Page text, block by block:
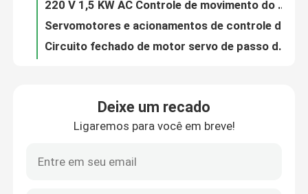
Controle de Qualidade
Pedir um orçamento
Inversor variável da frequência
Driver de passo híbrido bifásico CNC 24-50 V CC RS485 Comunicação
DM556 2DM420 Acionamento de motor de passo multiuso monofásico trifásico
DC 24-50V Servo Motor 2 Fases Prático Circuito Fechado Anti Ressonância
Deixe um recado
Ligaremos para você em breve!